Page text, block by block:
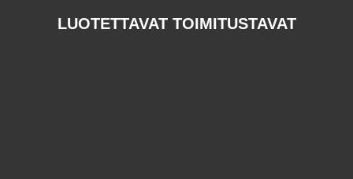
LUOTETTAVAT TOIMITUSTAVAT